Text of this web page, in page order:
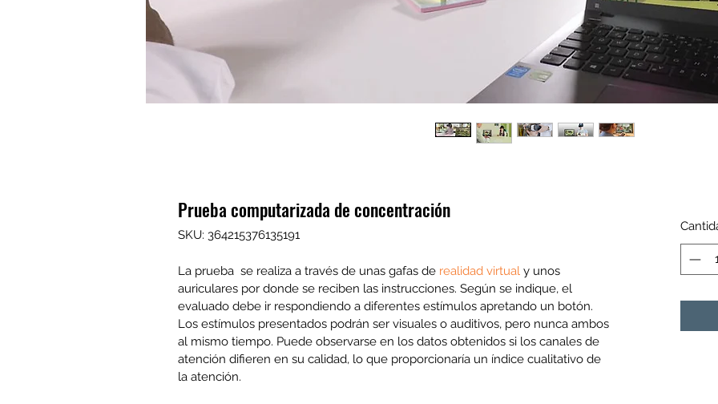
Prueba computarizada de concentración
SKU: 364215376135191
La prueba  se realiza a través de unas gafas de realidad virtual y unos
auriculares por donde se reciben las instrucciones. Según se indique, el
evaluado debe ir respondiendo a diferentes estímulos apretando un botón.
Los estímulos presentados podrán ser visuales o auditivos, pero nunca ambos
al mismo tiempo. Puede observarse en los datos obtenidos si los canales de
atención difieren en su calidad, lo que proporcionaría un índice cualitativo de
la atención.